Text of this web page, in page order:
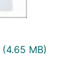
(4.65 MB)